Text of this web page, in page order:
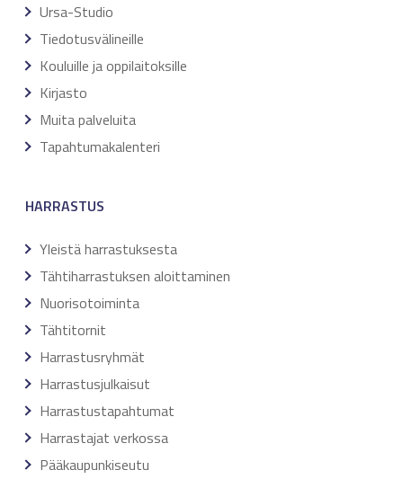
Ursa-Studio
Tiedotusvälineille
Kouluille ja oppilaitoksille
Kirjasto
Muita palveluita
Tapahtumakalenteri
HARRASTUS
Yleistä harrastuksesta
Tähtiharrastuksen aloittaminen
Nuorisotoiminta
Tähtitornit
Harrastusryhmät
Harrastusjulkaisut
Harrastustapahtumat
Harrastajat verkossa
Pääkaupunkiseutu